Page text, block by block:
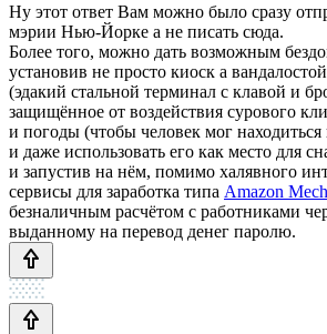
Ну этот ответ Вам можно было сразу
мэрии Нью-Йорке а не писать сюда.
Более того, можно дать возможным
установив не просто киоск а
(эдакий стальной терминал с клавой и
защищённое от воздействия сурового
и погоды (чтобы человек мог
и даже использовать его как место для
и запустив на нём, помимо халявного
сервисы для заработка типа Amazon
безналичным расчётом с работниками
выданному на перевод денег паролю.